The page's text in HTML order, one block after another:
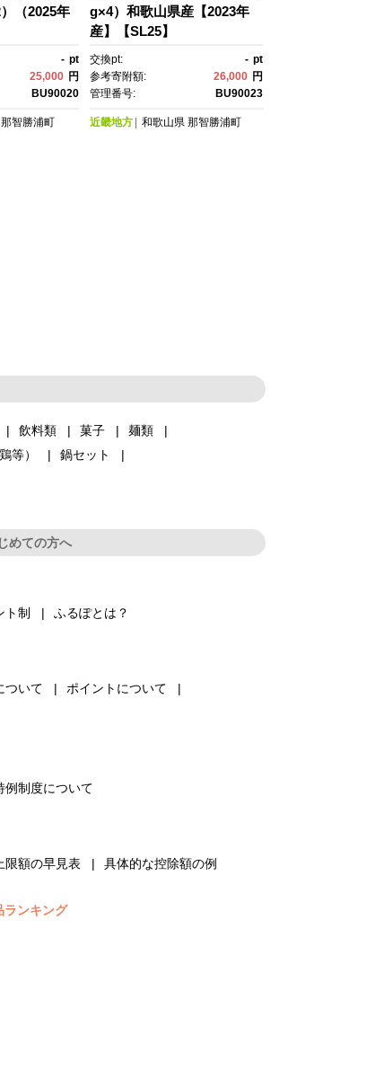
（2025年
- pt
25,000 円
BU90020
那智勝浦町
g×4）和歌山県産【2023年
産】【SL25】
交換pt: - pt
参考寄附額:
26,000 円
管理番号:
BU90023
近畿地方 和歌山県 那智勝浦町
飲料類 菓子
麺類
等）
鍋セット
めての方へ
ト制 ふるぽとは？
ついて
ポイントについて
例制度について
限額の早見表 具体的な控除額の例
ランキング